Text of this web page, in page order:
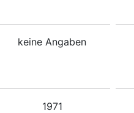
keine Angaben
1971